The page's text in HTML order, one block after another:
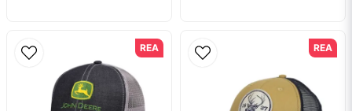
REA REA